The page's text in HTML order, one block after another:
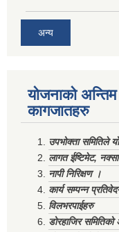
अन्य
योजनाको
कागजातहरु
उपभोक्ता समितिले
लागत ईष्टिमेट,
नापी निरिक्षण ।
कार्य सम्पन्न
विलभरपाईहरु
डोरहाजिर